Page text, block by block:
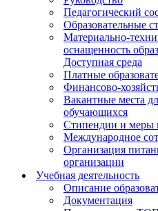
Педагогический
Образовательные
Материально-
оснащенность
Доступная среда
Платные
Финансово-
Вакантные места
обучающихся
Стипендии и меры
Международное
Организация
организации
Учебная деятельность
Описание
Документация